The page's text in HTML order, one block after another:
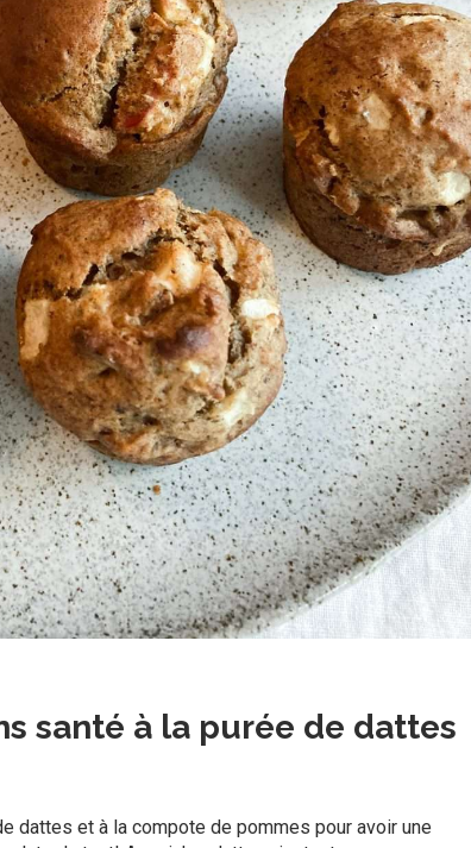
santé à la purée de dattes
dattes et à la compote de pommes pour avoir une